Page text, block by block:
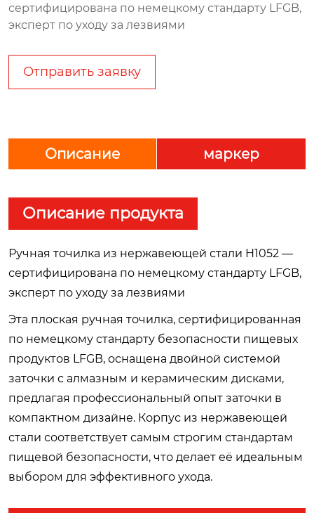
сертифицирована по немецкому стандарту LFGB,
эксперт по уходу за лезвиями
Отправить заявку
Описание маркер
Описание продукта
Ручная точилка из нержавеющей стали H1052 —
сертифицирована по немецкому стандарту LFGB,
эксперт по уходу за лезвиями
Эта плоская ручная точилка, сертифицированная
по немецкому стандарту безопасности пищевых
продуктов LFGB, оснащена двойной системой
заточки с алмазным и керамическим дисками,
предлагая профессиональный опыт заточки в
компактном дизайне. Корпус из нержавеющей
стали соответствует самым строгим стандартам
пищевой безопасности, что делает её идеальным
выбором для эффективного ухода.